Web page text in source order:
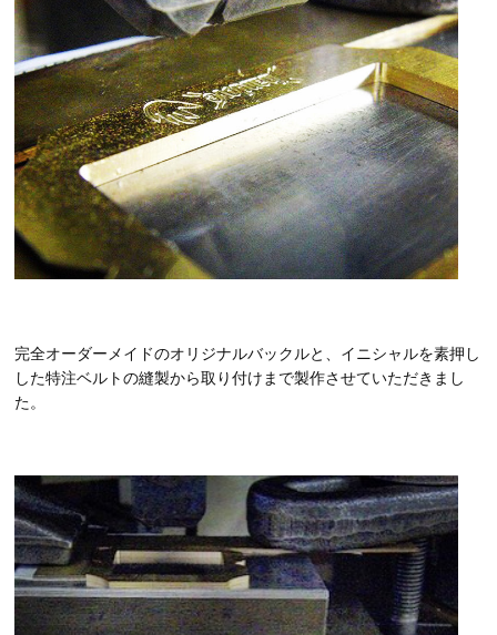
完全オーダーメイドのオリジナルバックルと、イニシャルを素押し
した特注ベルトの縫製から取り付けまで製作させていただきまし
た。